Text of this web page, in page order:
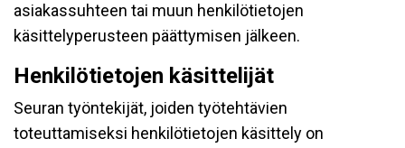
asiakassuhteen tai muun henkilötietojen
käsittelyperusteen päättymisen jälkeen.
Henkilötietojen käsittelijät
Seuran työntekijät, joiden työtehtävien
toteuttamiseksi henkilötietojen käsittely on